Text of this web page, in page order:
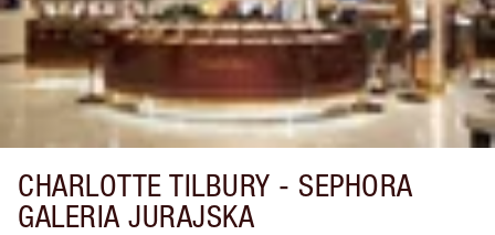
CHARLOTTE TILBURY - SEPHORA
GALERIA JURAJSKA